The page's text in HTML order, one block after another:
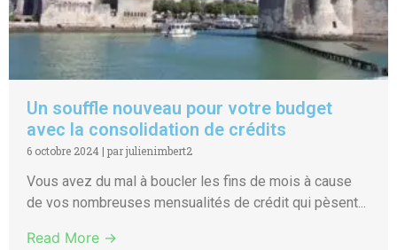
Un souffle nouveau pour votre budget
avec la consolidation de crédits
6 octobre 2024 | par julienimbert2
Vous avez du mal à boucler les fins de mois à cause
de vos nombreuses mensualités de crédit qui pèsent...
Read More →